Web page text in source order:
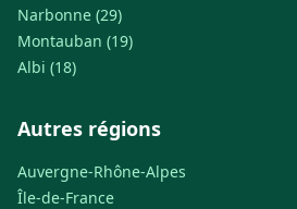
Narbonne (29)
Montauban (19)
Albi (18)
Autres régions
Auvergne-Rhône-Alpes
Île-de-France